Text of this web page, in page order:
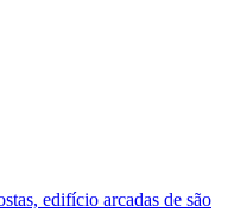
edifício arcadas de são